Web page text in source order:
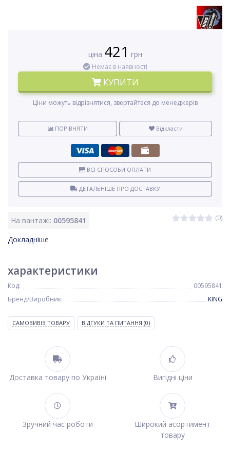
На вантажі: 00595841 (0)
Докладніше
ціна 421 грн
Немає в наявності
КУПИТИ
Ціни можуть відрізнятися, звертайтеся до менеджерів
ПОРІВНЯТИ Відкласти
ВСІ СПОСОБИ ОПЛАТИ
ДЕТАЛЬНІШЕ ПРО ДОСТАВКУ
характеристики
Код:
00595841
Бренд/Виробник:
KING
САМОВИВІЗ ТОВАРУ ВІДГУКИ ТА ПИТАННЯ (0)
Доставка товару по Україні Вигідні ціни
Зручний час роботи
Широкий асортимент
товару